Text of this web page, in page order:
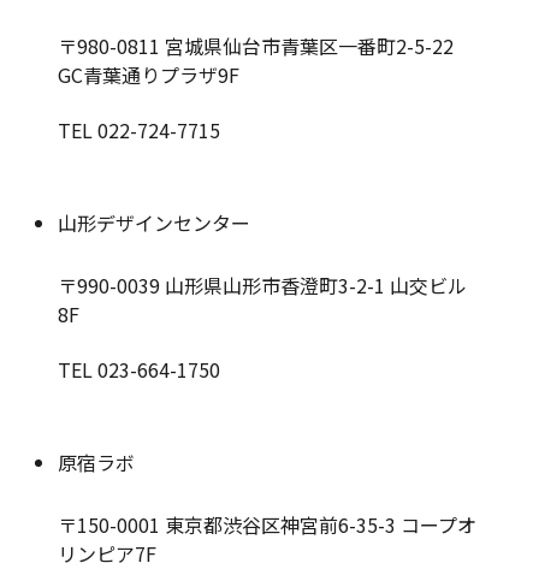
〒980-0811 宮城県仙台市青葉区一番町2-5-22
GC青葉通りプラザ9F
TEL 022-724-7715
山形デザインセンター
〒990-0039 山形県山形市香澄町3-2-1 山交ビル
8F
TEL 023-664-1750
原宿ラボ
〒150-0001 東京都渋谷区神宮前6-35-3 コープオ
リンピア7F